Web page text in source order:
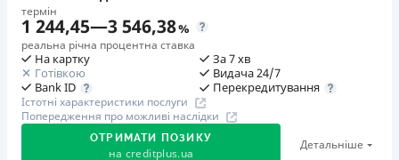
Бронзовий призер FinAwards 2026 «Найкраща програма
лояльності»
Перший займ
вiд 0,01%/день до 30 000 ₴
Повторний займ
вiд 0,95%/день до 50 000 ₴
Додаткова комісія за дострокове погашення
термін
1 244,45—3 546,38%
реальна річна процентна ставка
На картку
Готівкою
Bank ID
За 7 хв
Видача 24/7
Перекредитування
Істотні характеристики послуги
Попередження про можливі наслідки
ОТРИМАТИ ПОЗИКУ
на creditplus.ua
Детальніше